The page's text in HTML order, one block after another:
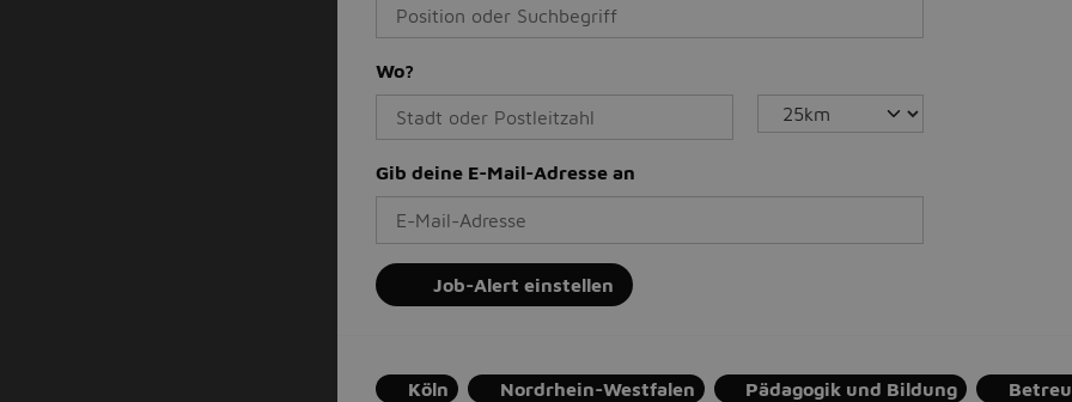
Wo?
Gib deine E-Mail-Adresse an
Job-Alert einstellen
Köln Nordrhein-Westfalen Pädagogik und Bildung